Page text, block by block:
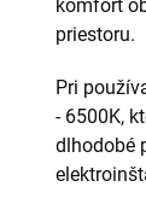
komfort
priestoru.
Pri
- 6500K,
dlhodobé